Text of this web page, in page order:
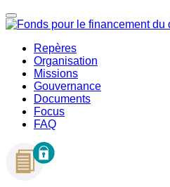
Repères
Organisation
Missions
Gouvernance
Documents
Focus
FAQ